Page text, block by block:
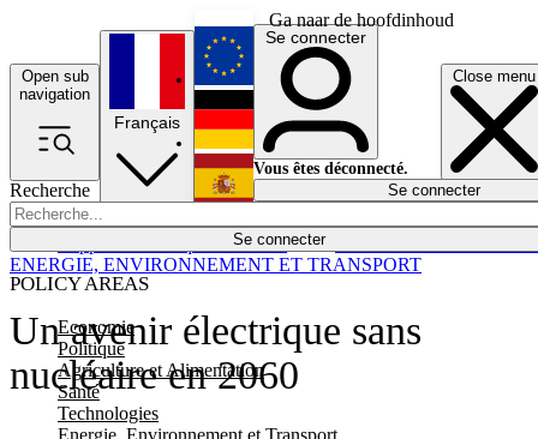
Ga naar de hoofdinhoud
Open sub
navigation
Close menu
Recherche
Se connecter
POLICY AREAS
Economie
Politique
Agriculture et Alimentation
Santé
Technologies
Energie, Environnement et Transport
Économie
Français
English
Deutsch
Español
Se connecter
Vous êtes déconnecté.
Se connecter
Un avenir électrique sans
nucléaire en 2060
ENERGIE, ENVIRONNEMENT ET TRANSPORT